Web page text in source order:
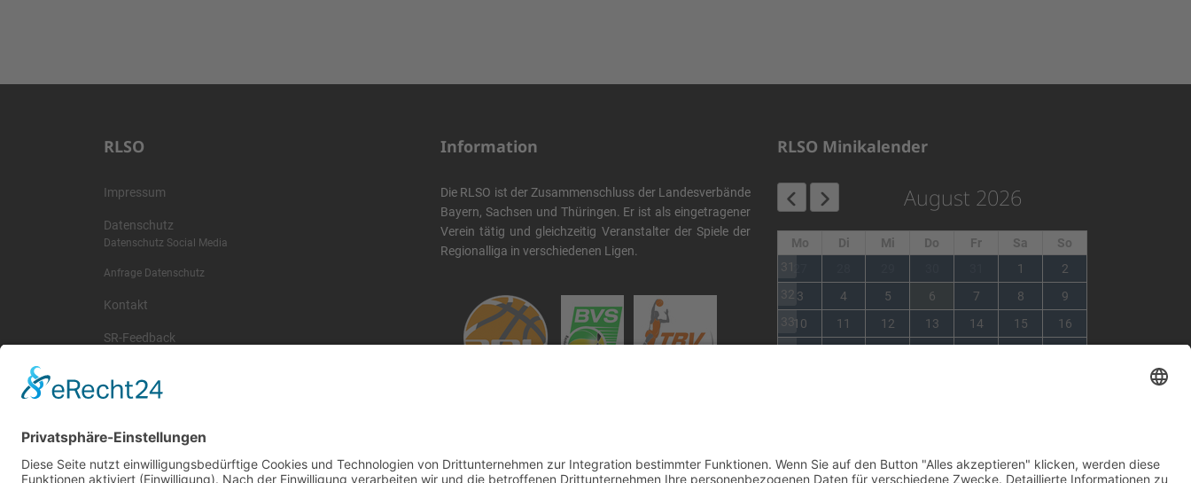
RLSO
Impressum
Datenschutz
Datenschutz Social Media
Anfrage Datenschutz
Kontakt
SR-Feedback
Information
Die RLSO ist der Zusammenschluss der Landesverbände
Bayern, Sachsen und Thüringen. Er ist als eingetragener
Verein tätig und gleichzeitig Veranstalter der Spiele der
Regionalliga in verschiedenen Ligen.
RLSO Minikalender
August 2026
Mo Di Mi Do Fr Sa
So
31
1
2
32 3 4 5 6 7 8
9
3310 11 12 13 14 15
16
34